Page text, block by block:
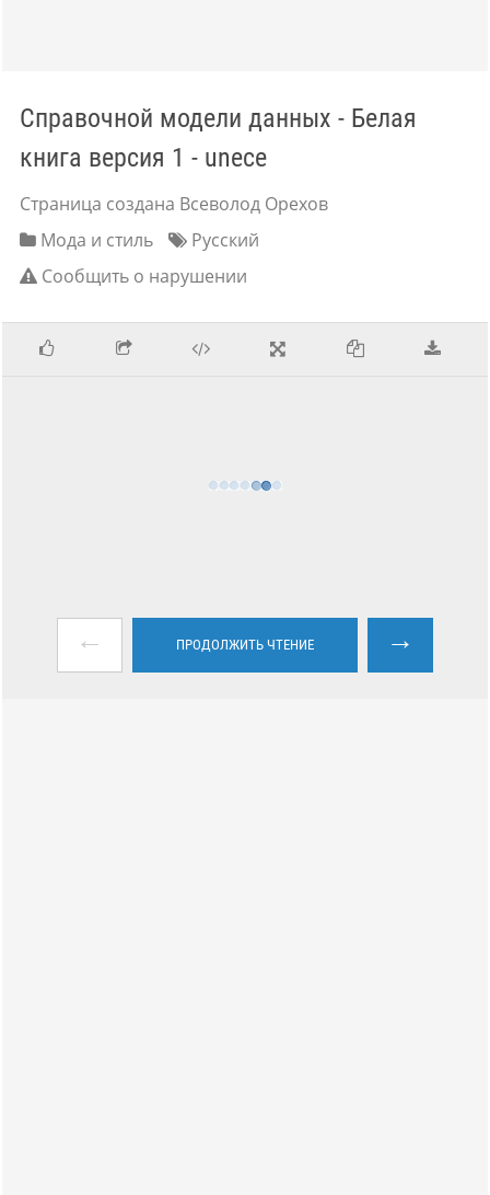
Справочной модели данных - Белая
книга версия 1 - unece
Страница создана Всеволод Орехов
Мода и стиль
Русский
Сообщить о нарушении
← ПРОДОЛЖИТЬ ЧТЕНИЕ →